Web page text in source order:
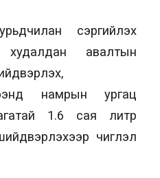
сэргийлэх
худалдан авалтын
намрын ургац
1.6 сая литр
чиглэл